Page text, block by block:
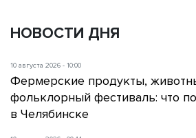
НОВОСТИ ДНЯ
10 августа 2026 - 10:00
Фермерские продукты,
фольклорный фестиваль: что
в Челябинске